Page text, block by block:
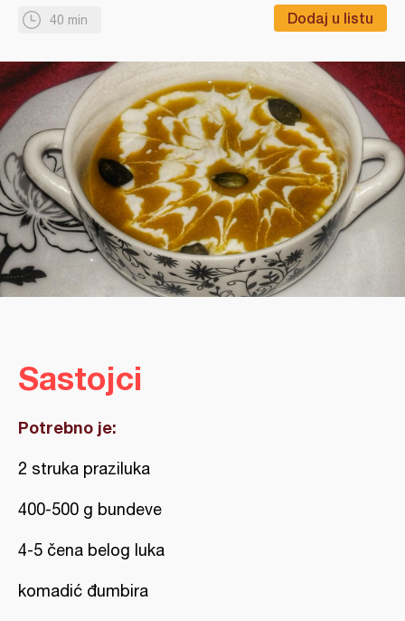
40 min Dodaj u listu
Sastojci
Potrebno je:
2 struka praziluka
400-500 g bundeve
4-5 čena belog luka
komadić đumbira